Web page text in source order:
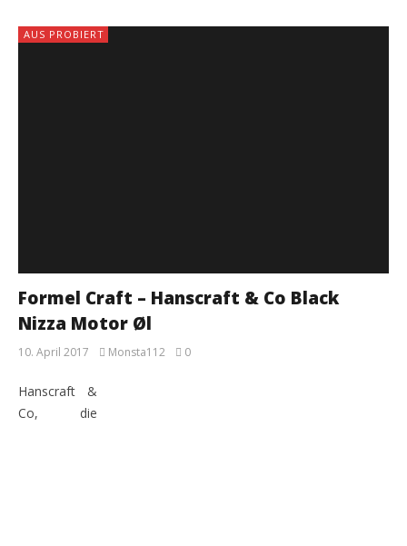
AUS PROBIERT
Formel Craft – Hanscraft & Co Black
Nizza Motor Øl
10. April 2017 Monsta112 0
Hanscraft &
Co, die